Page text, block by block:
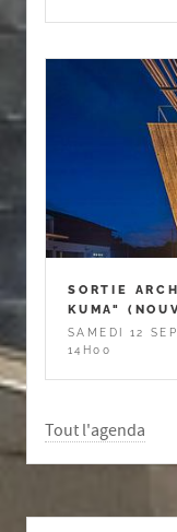
SORTIE
KUMA"
SAMEDI 12
14H00
Tout l'agenda